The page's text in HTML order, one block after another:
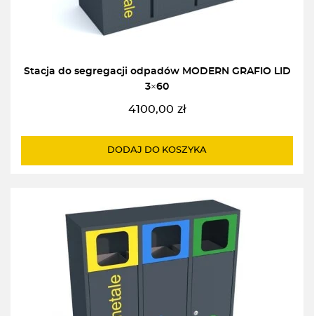
Stacja do segregacji odpadów MODERN GRAFIO LID
3×60
4100,00 zł
DODAJ DO KOSZYKA